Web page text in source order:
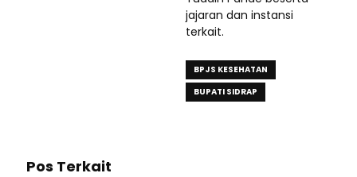
jajaran dan instansi
terkait.
BPJS KESEHATAN
BUPATI SIDRAP
Pos Terkait